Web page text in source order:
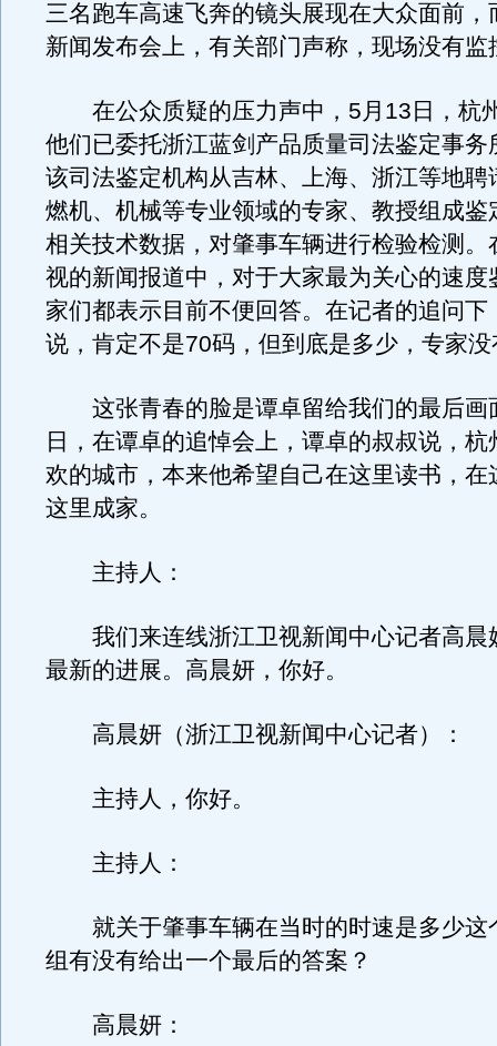
三名跑车高速飞奔的镜头展现在大众面前，
新闻发布会上，有关部门声称，现场没有监
在公众质疑的压力声中，5月13日，杭
他们已委托浙江蓝剑产品质量司法鉴定事务
该司法鉴定机构从吉林、上海、浙江等地聘
燃机、机械等专业领域的专家、教授组成鉴
相关技术数据，对肇事车辆进行检验检测。
视的新闻报道中，对于大家最为关心的速度
家们都表示目前不便回答。在记者的追问下
说，肯定不是70码，但到底是多少，专家
这张青春的脸是谭卓留给我们的最后画
日，在谭卓的追悼会上，谭卓的叔叔说，杭
欢的城市，本来他希望自己在这里读书，在
这里成家。
主持人：
我们来连线浙江卫视新闻中心记者高晨
最新的进展。高晨妍，你好。
高晨妍（浙江卫视新闻中心记者）：
主持人，你好。
主持人：
就关于肇事车辆在当时的时速是多少这
组有没有给出一个最后的答案？
高晨妍：